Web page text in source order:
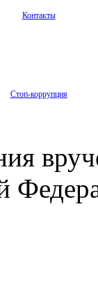
Контакты
Стоп-коррупция